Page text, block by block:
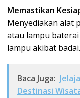
Memastikan
Menyediakan alat
atau lampu
lampu akibat badai.
Baca Juga:
Destinasi